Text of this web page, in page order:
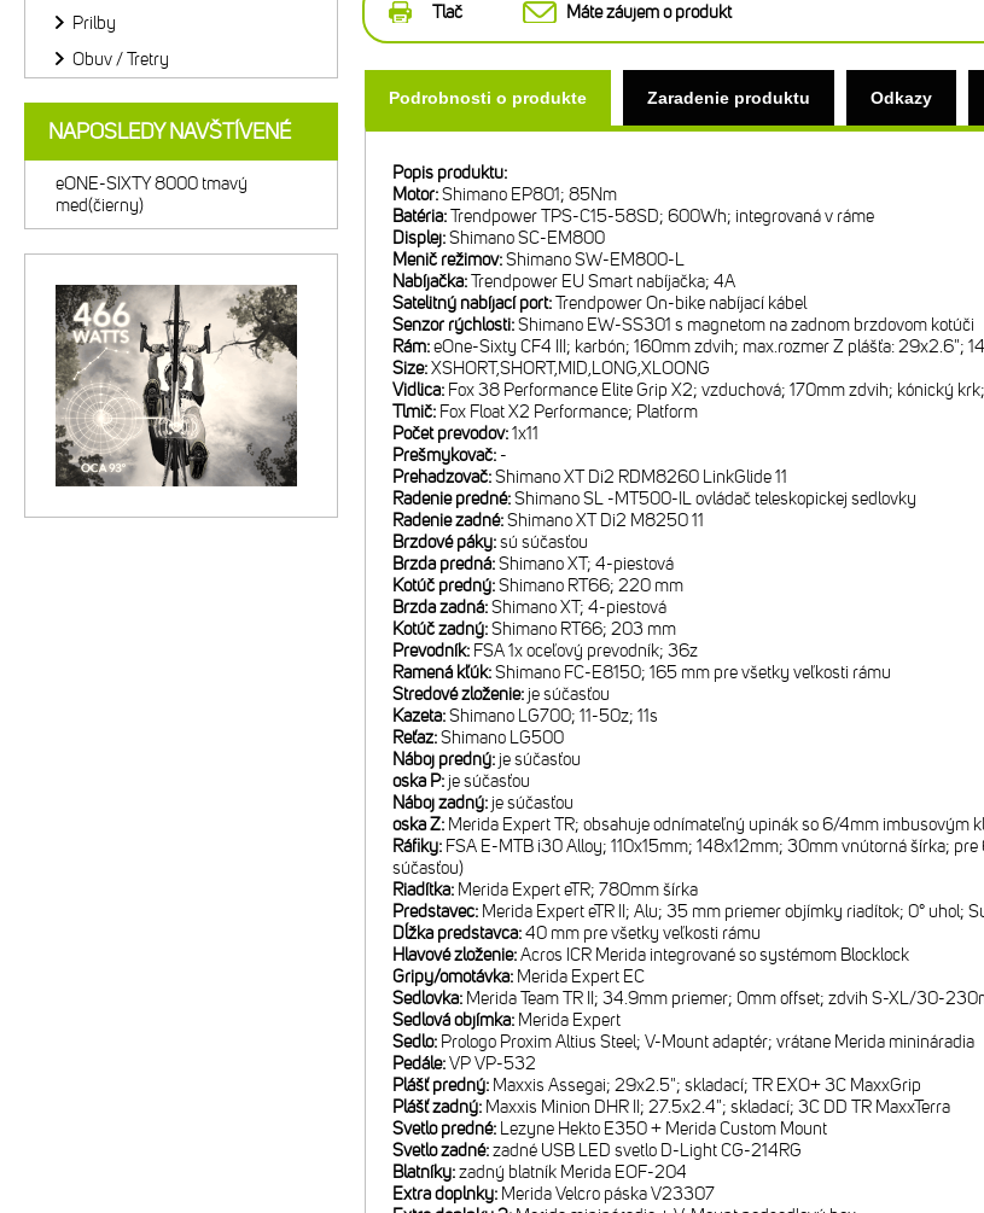
Tlač Máte záujem o produkt
Podrobnosti o produkte Zaradenie produktu Odkazy
Popis produktu:
Motor:Shimano EP801; 85Nm
Batéria:Trendpower TPS-C15-58SD; 600Wh; integrovaná v ráme
Displej:Shimano SC-EM800
Menič režimov:Shimano SW-EM800-L
Nabíjačka:Trendpower EU Smart nabíjačka; 4A
Satelitný nabíjací port:Trendpower On-bike nabíjací kábel
Senzor rýchlosti:Shimano EW-SS301 s magnetom na zadnom brzdovom kotúči
Rám:eOne-Sixty CF4 III; karbón; 160mm zdvih; max.rozmer Z plášťa: 29x2.6";
Size:XSHORT,SHORT,MID,LONG,XLOONG
Vidlica: Fox 38 Performance Elite Grip X2; vzduchová; 170mm zdvih; kónický
Tlmič: Fox Float X2 Performance; Platform
Počet prevodov:1x11
Prešmykovač: -
Prehadzovač:Shimano XT Di2 RDM8260 LinkGlide 11
Radenie predné:Shimano SL -MT500-IL ovládač teleskopickej sedlovky
Radenie zadné:Shimano XT Di2 M8250 11
Brzdové páky:sú súčasťou
Brzda predná:Shimano XT; 4-piestová
Kotúč predný:Shimano RT66; 220 mm
Brzda zadná:Shimano XT; 4-piestová
Kotúč zadný:Shimano RT66; 203 mm
Prevodník: FSA 1x oceľový prevodník; 36z
Ramená kľúk:Shimano FC-E8150; 165 mm pre všetky veľkosti rámu
Stredové zloženie: je súčasťou
Kazeta:Shimano LG700; 11-50z; 11s
Reťaz:Shimano LG500
Náboj predný: je súčasťou
oska P: je súčasťou
Náboj zadný: je súčasťou
oska Z: Merida Expert TR; obsahuje odnímateľný upinák so 6/4mm imbusovým
Ráfiky: FSA E-MTB i30 Alloy; 110x15mm; 148x12mm; 30mm vnútorná šírka;
súčasťou)
Riadítka: Merida Expert eTR; 780mm šírka
Predstavec: Merida Expert eTR II; Alu; 35 mm priemer objímky riadítok; 0° uhol;
Dĺžka predstavca:40 mm pre všetky veľkosti rámu
Hlavové zloženie:Acros ICR Merida integrované so systémom Blocklock
Gripy/omotávka: Merida Expert EC
Sedlovka: Merida Team TR II; 34.9mm priemer; 0mm offset; zdvih S-XL/30-
Sedlová objímka: Merida Expert
Sedlo: Prologo Proxim Altius Steel; V-Mount adaptér; vrátane Merida minináradia
Pedále:VP VP-532
Plášť predný: Maxxis Assegai; 29x2.5"; skladací; TR EXO+ 3C MaxxGrip
Plášť zadný: Maxxis Minion DHR II; 27.5x2.4"; skladací; 3C DD TR MaxxTerra
Svetlo predné: Lezyne Hekto E350 + Merida Custom Mount
Svetlo zadné:zadné USB LED svetlo D-Light CG-214RG
Blatníky:zadný blatník Merida EOF-204
Extra doplnky: Merida Velcro páska V23307
Prilby
Obuv / Tretry
NAPOSLEDY NAVŠTÍVENÉ
eONE-SIXTY 8000 tmavý
med(čierny)